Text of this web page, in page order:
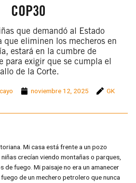
COP30
que demandó al Estado
que eliminen los mecheros en
estará en la cumbre de
para exigir que se cumpla el
de la Corte.
noviembre 12, 2025 GK
Mi casa está frente a un pozo
crecían viendo montañas o parques,
de fuego. Mi paisaje no era un amanecer
de un mechero petrolero que nunca